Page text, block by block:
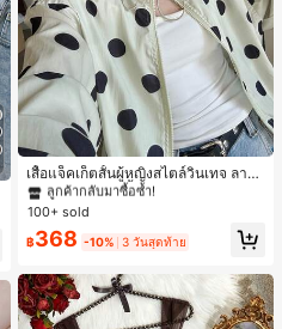
เสื้อแจ็คเก็ตสั้นผู้หญิงสไตล์วินเทจ ลายจุ
ดขนาดใหญ่ คอตั้ง เอวเข้ารูป แขนพอง
ทรงหลวม แฟชั่นอเนกประสงค์ สำหรับใ
ส่ประจำวันและไปเที่ยวพักผ่อน
#1 ขายดี ใน กระเป๋า เสื้อคลุมลำลอง
ลูกค้ากลับมาซื้อซ้ำ!
#1 ขายดี ใน กระเป๋า เสื้อคลุมลำลอง
ลูกค้ากลับมาซื้อซ้ำ!
#1 ขายดี ใน กระเป๋า เสื้อคลุมลำลอง
ลูกค้ากลับมาซื้อซ้ำ!
#1 ขายดี ใน กระเป๋า เสื้อคลุมลำลอง
ลูกค้ากลับมาซื้อซ้ำ!
100+ sold
฿368 -10% 3 วันสุดท้าย